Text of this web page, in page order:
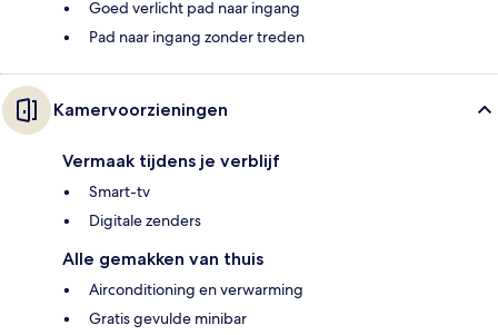
Goed verlicht pad naar ingang
Pad naar ingang zonder treden
Kamervoorzieningen
Vermaak tijdens je verblijf
Smart-tv
Digitale zenders
Alle gemakken van thuis
Airconditioning en verwarming
Gratis gevulde minibar